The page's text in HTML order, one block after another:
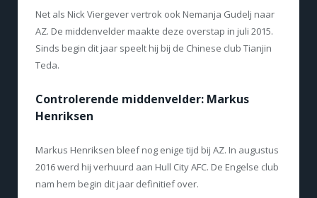
Net als Nick Viergever vertrok ook Nemanja Gudelj naar
AZ. De middenvelder maakte deze overstap in juli 2015.
Sinds begin dit jaar speelt hij bij de Chinese club Tianjin
Teda.
Controlerende middenvelder: Markus
Henriksen
Markus Henriksen bleef nog enige tijd bij AZ. In augustus
2016 werd hij verhuurd aan Hull City AFC. De Engelse club
nam hem begin dit jaar definitief over.